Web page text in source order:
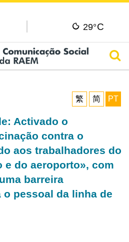
29°C
繁
简 PT
Activado o
contra o
aos trabalhadores do
e do aeroporto», com
barreira
pessoal da linha de